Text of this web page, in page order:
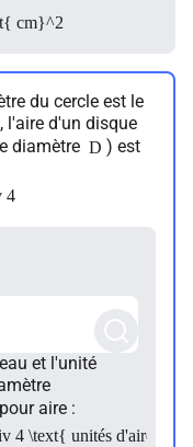
cm}^2
du cercle est le
l'aire d'un disque
diamètre D ) est
4
et l'unité
aire :
4 \text{ unités d'aire}